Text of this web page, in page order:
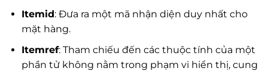
Itemid: Đưa ra một mã nhận diện duy nhất cho
mặt hàng.
Itemref: Tham chiếu đến các thuộc tính của một
phần tử không nằm trong phạm vi hiển thị, cung